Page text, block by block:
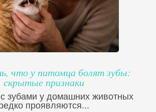
что у питомца болят зубы:
скрытые признаки
зубами у домашних животных
проявляются...